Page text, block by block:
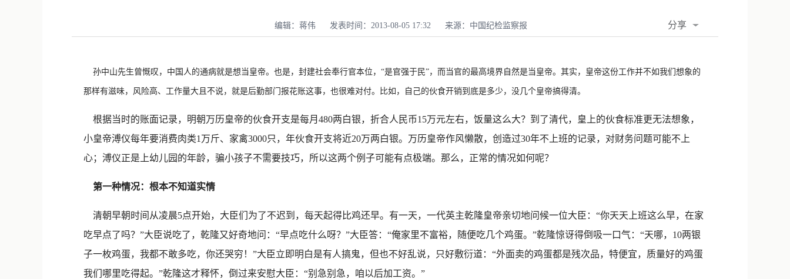
编辑：蒋伟 发表时间：2013-08-05 17:32 来源：中国纪检监察报 分享
孙中山先生曾慨叹，中国人的通病就是想当皇帝。也是，封建社会奉行官本位，“是官强于民”，而当官的最高境界自然是当皇帝。其实，皇帝这份工作并不如我们想象的
那样有滋味，风险高、工作量大且不说，就是后勤部门报花账这事，也很难对付。比如，自己的伙食开销到底是多少，没几个皇帝搞得清。
根据当时的账面记录，明朝万历皇帝的伙食开支是每月480两白银，折合人民币15万元左右，饭量这么大？到了清代，皇上的伙食标准更无法想象，
小皇帝溥仪每年要消费肉类1万斤、家禽3000只，年伙食开支将近20万两白银。万历皇帝作风懒散，创造过30年不上班的记录，对财务问题可能不上
心；溥仪正是上幼儿园的年龄，骗小孩子不需要技巧，所以这两个例子可能有点极端。那么，正常的情况如何呢？
第一种情况：根本不知道实情
清朝早朝时间从凌晨5点开始，大臣们为了不迟到，每天起得比鸡还早。有一天，一代英主乾隆皇帝亲切地问候一位大臣：“你天天上班这么早，在家
吃早点了吗？”大臣说吃了，乾隆又好奇地问：“早点吃什么呀？”大臣答：“俺家里不富裕，随便吃几个鸡蛋。”乾隆惊讶得倒吸一口气：“天哪，10两银
子一枚鸡蛋，我都不敢多吃，你还哭穷！”大臣立即明白是有人搞鬼，但也不好乱说，只好敷衍道：“外面卖的鸡蛋都是残次品，特便宜，质量好的鸡蛋
我们哪里吃得起。”乾隆这才释怀，倒过来安慰大臣：“别急别急，咱以后加工资。”